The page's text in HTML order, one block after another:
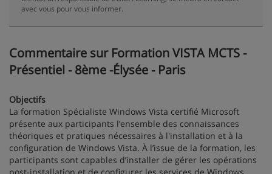
avec vous pour vous informer.
Commentaire sur Formation VISTA MCTS -
Présentiel - 8ème -Élysée - Paris
Objectifs
La formation Spécialiste Windows Vista certifié Microsoft
présente aux participants l’ensemble des connaissances
théoriques et pratiques nécessaires à l'installation et à la
configuration de Windows Vista. À l’issue de la formation, les
participants sont capables d’installer de gérer les opérations